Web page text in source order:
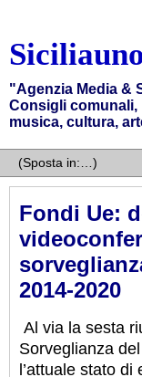
"Agenzia Media &
Consigli comunali,
musica, cultura,
Fondi Ue:
2014-2020
Al via la sesta
Sorveglianza
l’attuale stato